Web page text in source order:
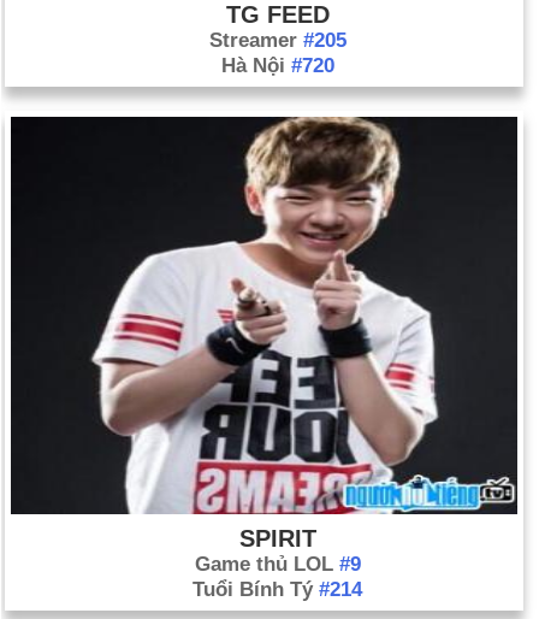
TG FEED
Streamer #205
Hà Nội #720
SPIRIT
Game thủ LOL #9
Tuổi Bính Tý #214